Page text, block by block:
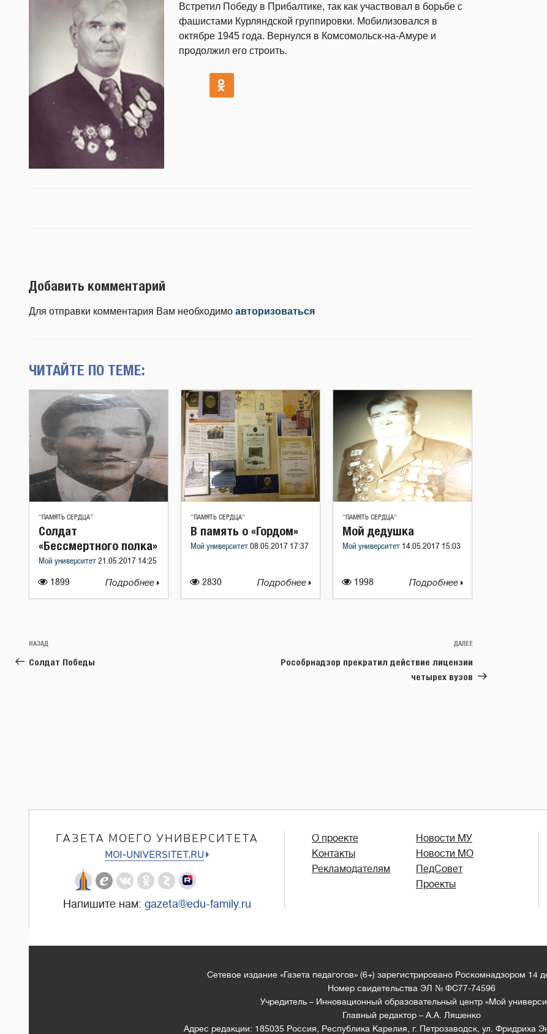
Встретил Победу в Прибалтике, так как участвовал в борьбе с
фашистами Курляндской группировки. Мобилизовался в
октябре 1945 года. Вернулся в Комсомольск-на-Амуре и
продолжил его строить.
Добавить комментарий
Для отправки комментария Вам необходимо авторизоваться
ЧИТАЙТЕ ПО ТЕМЕ:
"ПАМЯТЬ СЕРДЦА"
1899
Солдат
«Бессмертного полка»
Мой университет 21.05.2017 14:25
Подробнее
"ПАМЯТЬ СЕРДЦА"
2830
В память о «Гордом»
Мой университет 08.05.2017 17:37
Подробнее
"ПАМЯТЬ СЕРДЦА"
1998
Мой дедушка
Мой университет 14.05.2017 15:03
Подробнее
Навигация
по
Предыдущая
запись:
НАЗАД
Солдат Победы
Следующая
ДАЛЕЕ
Рособрнадзор прекратил действие лицензии
четырех вузов
ГАЗЕТА МОЕГО УНИВЕРСИТЕТА
MOI-UNIVERSITET.RU
Напишите нам: gazeta@edu-family.ru
О проекте
Контакты
Рекламодателям
Новости МУ
Новости МО
ПедСовет
Проекты
Сетевое издание «Газета педагогов» (6+) зарегистрировано Роскомнадзором 14
Номер свидетельства ЭЛ № ФС77-74596
Учредитель – Инновационный образовательный центр «Мой
Главный редактор – А.А. Ляшенко
Адрес редакции: 185035 Россия, Республика Карелия, г. Петрозаводск, ул. Фридриха